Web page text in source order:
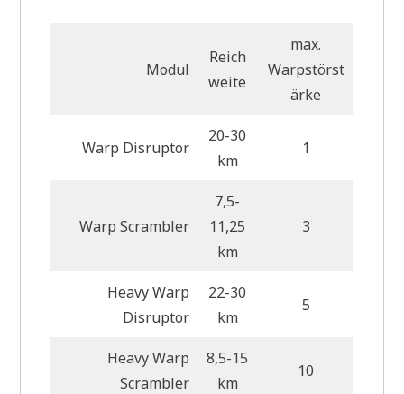
Modul
Reich
weite
max.
Warpstörst
ärke
Warp Disruptor
20-30
km
1
Warp Scrambler
7,5-
11,25
km
3
Heavy Warp
Disruptor
22-30
km
5
Heavy Warp
Scrambler
8,5-15
km
10